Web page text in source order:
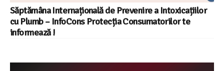
Săptămâna Internațională de Prevenire a Intoxicațiilor
cu Plumb – InfoCons Protecția Consumatorilor te
informează !